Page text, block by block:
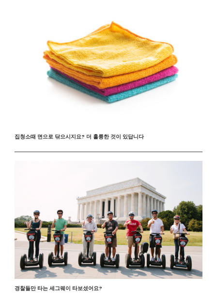
집청소때 면으로 닦으시지요? 더 훌륭한 것이 있답니다
경찰들만 타는 세그웨이 타보셨어요?